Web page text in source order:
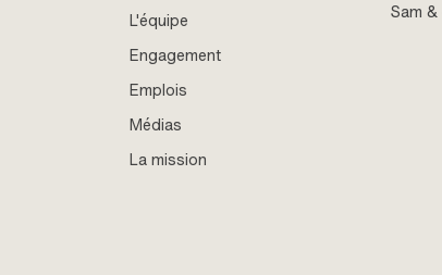
L'équipe
Engagement
Emplois
Médias
La mission
Sam &